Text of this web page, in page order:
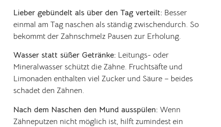
Lieber gebündelt als über den Tag verteilt: Besser
einmal am Tag naschen als ständig zwischendurch. So
bekommt der Zahnschmelz Pausen zur Erholung.
Wasser statt süßer Getränke: Leitungs- oder
Mineralwasser schützt die Zähne. Fruchtsäfte und
Limonaden enthalten viel Zucker und Säure – beides
schadet den Zähnen.
Nach dem Naschen den Mund ausspülen: Wenn
Zähneputzen nicht möglich ist, hilft zumindest ein